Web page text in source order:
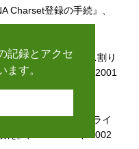
記録とアクセ
ます。
Charset登録の手続』、
キャスト・アドレス割り
ン』 、 RFC3171、2001
：RFC1700のオンライ
え』、 RFC3232、2002